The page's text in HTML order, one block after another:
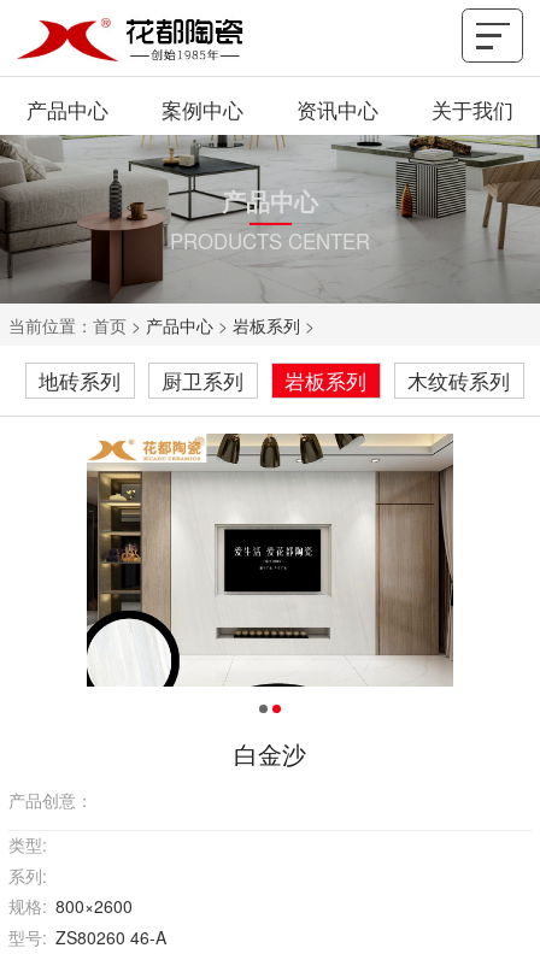
产品中心 案例中心 资讯中心 关于我们
产品中心
PRODUCTS CENTER
当前位置： 首页 > 产品中心 > 岩板系列 >
地砖系列 厨卫系列 岩板系列 木纹砖系列
白金沙
产品创意：
类型:
系列:
规格: 800×2600
型号: ZS80260 46-A